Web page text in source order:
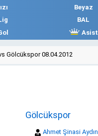
Beyaz
BAL
Asist
Gölcükspor 08.04.2012
Gölcükspor
Ahmet Şinasi Aydın